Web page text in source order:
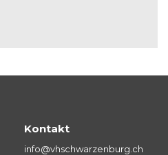
Kontakt
info@vhschwarzenburg.ch